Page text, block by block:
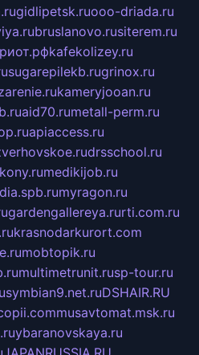
gidlipetsk.ruooo-driada.ru
bruslanovo.rusiterem.ru
kafekolizey.ru
sugarepilekb.rugrinox.ru
kameryjooan.ru
aid70.rumetall-perm.ru
apiaccess.ru
drsschool.ru
medikijob.ru
myragon.ru
gardengallereya.rurti.com.ru
krasnodarkurort.com
mobtopik.ru
multimetrunit.rusp-tour.ru
symbian9.net.ruDSHAIR.RU
musavtomat.msk.ru
ybaranovskaya.ru